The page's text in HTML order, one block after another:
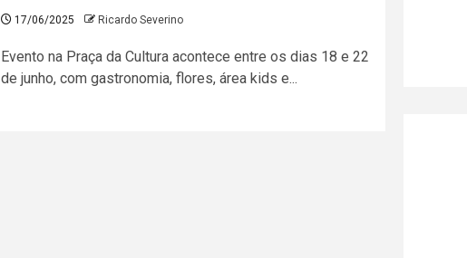
17/06/2025 Ricardo Severino
Evento na Praça da Cultura acontece entre os dias 18 e 22
de junho, com gastronomia, flores, área kids e...